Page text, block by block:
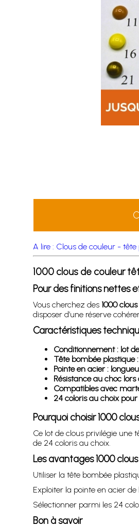
A lire : Clous de couleur -
1000 clous de couleur
Pour des finitions nettes
Vous cherchez des 1000
disposer d’une réserve
Caractéristiques
Conditionnement : lot
Tête bombée plastique
Pointe en acier :
Résistance au choc lors
Compatibles avec
24 coloris au choix
Pourquoi choisir 1000
Ce lot de clous privilégie une
de 24 coloris au choix.
Les avantages 1000
Utiliser la tête bombée
Exploiter la pointe en acier
Sélectionner parmi les 24
Bon à savoir